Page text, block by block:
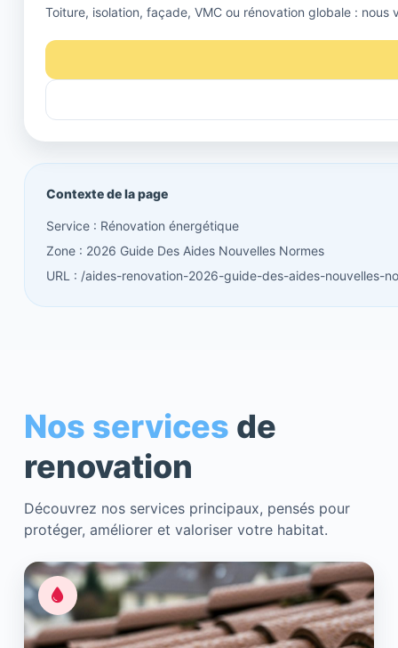
Toiture, isolation, façade, VMC ou rénovation globale :
Contexte de la page
Service : Rénovation énergétique
Zone : 2026 Guide Des Aides Nouvelles Normes
URL : /aides-renovation-2026-guide-des-aides-nouvelles-
Nos services de
renovation
Découvrez nos services principaux, pensés pour
protéger, améliorer et valoriser votre habitat.